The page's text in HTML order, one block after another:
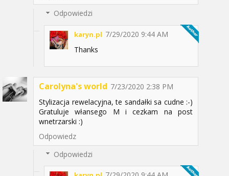
Odpowiedzi
karyn.pl 7/29/2020 9:44 AM
Thanks
Carolyna's world 7/23/2020 2:38 PM
Stylizacja rewelacyjna, te sandałki sa cudne :-)
Gratuluje włansego M i cezkam na post
wnetrzarski :)
Odpowiedz
Odpowiedzi